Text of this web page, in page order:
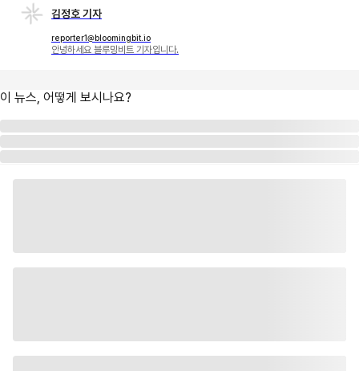
김정호 기자
reporter1@bloomingbit.io
안녕하세요 블루밍비트 기자입니다.
이 뉴스, 어떻게 보시나요?